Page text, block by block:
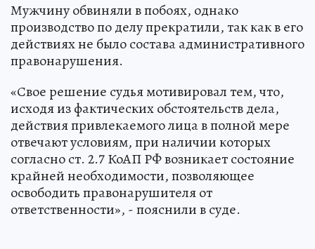
Мужчину обвиняли в побоях, однако
производство по делу прекратили, так как в его
действиях не было состава административного
правонарушения.
«Свое решение судья мотивировал тем, что,
исходя из фактических обстоятельств дела,
действия привлекаемого лица в полной мере
отвечают условиям, при наличии которых
согласно ст. 2.7 КоАП РФ возникает состояние
крайней необходимости, позволяющее
освободить правонарушителя от
ответственности», - пояснили в суде.